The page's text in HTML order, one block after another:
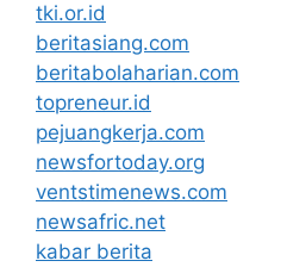
tki.or.id
beritasiang.com
beritabolaharian.com
topreneur.id
pejuangkerja.com
newsfortoday.org
ventstimenews.com
newsafric.net
kabar berita